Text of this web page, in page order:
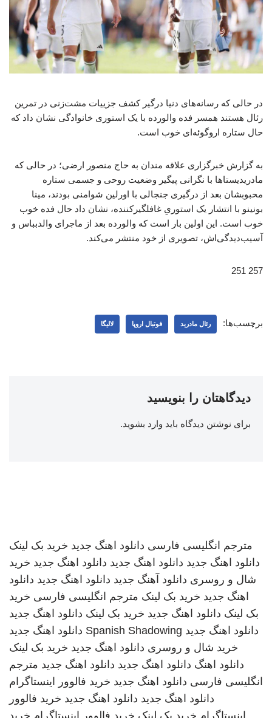
در حالی که رسانه‌های دنیا درگیر کشف جزییات مشت‌زنی در تمرین
رئال هستند همسر فده والورده با یک استوری خانوادگی نشان داد که
حال ستاره اروگوئه‌ای خوب است.
به گزارش خبرگزاری علاقه مندان به حاج منصور ارضی؛ در حالی که
مادریدیستاها با نگرانی پیگیر وضعیت روحی و جسمی ستاره
محبوبشان بعد از درگیری جنجالی با اورلین شوامنی بودند، مینا
بونینو با انتشار یک استوریِ غافلگیرکننده، نشان داد حال فده خوب
خوب است. این اولین بار است که والورده بعد از ماجرای والدبباس و
آسیب‌دیدگی‌اش، تصویری از خود منتشر می‌کند.
257 251
برچسب‌ها: رئال مادرید فوتبال اروپا لالیگا
دیدگاهتان را بنویسید
برای نوشتن دیدگاه باید وارد بشوید.
مترجم انگلیسی فارسی دانلود اهنگ جدید خرید بک لینک
دانلود اهنگ جدید دانلود اهنگ جدید دانلود اهنگ جدید خرید
شال و روسری دانلود آهنگ جدید دانلود اهنگ جدید دانلود
اهنگ جدید خرید بک لینک مترجم انگلیسی فارسی خرید
بک لینک دانلود اهنگ جدید خرید بک لینک دانلود اهنگ جدید
دانلود اهنگ جدید Spanish Shadowing دانلود اهنگ جدید
خرید شال و روسری دانلود اهنگ جدید خرید بک لینک
دانلود اهنگ دانلود اهنگ جدید دانلود اهنگ جدید مترجم
انگلیسی فارسی دانلود اهنگ جدید خرید فالوور اینستاگرام
دانلود اهنگ جدید دانلود اهنگ جدید خرید فالوور
اینستاگرام خرید بک لینک خرید فالوور اینستاگرام خرید